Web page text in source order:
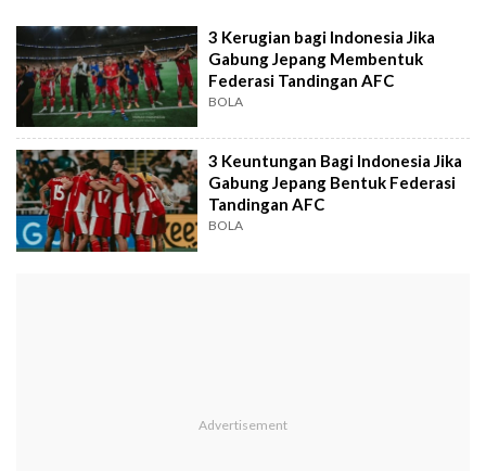
3 Kerugian bagi Indonesia Jika
Gabung Jepang Membentuk
Federasi Tandingan AFC
BOLA
3 Keuntungan Bagi Indonesia Jika
Gabung Jepang Bentuk Federasi
Tandingan AFC
BOLA